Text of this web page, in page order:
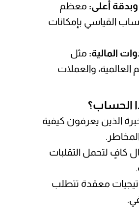
وبدقة أعلى: معظم
القياسي بإمكانات
المالية: مثل
والعملات
الحساب؟
الذين يعرفون كيفية
كافٍ لتحمل التقلبات
معقدة تتطلب